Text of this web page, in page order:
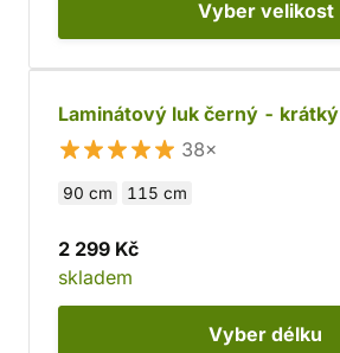
Vyber velikost
Laminátový luk černý - krátký
38×
90 cm 115 cm
2 299 Kč
skladem
Vyber délku